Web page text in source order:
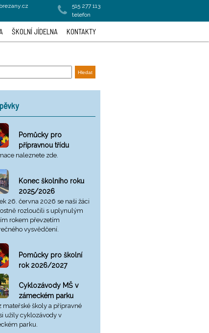
515 277 113
telefon
ŠKOLNÍ JÍDELNA KONTAKTY
Pomůcky pro
přípravnou třídu
naleznete zde.
Konec školního roku
2025/2026
26. června 2026 se naši žáci
rozloučili s uplynulým
rokem převzetím
vysvědčení.
Pomůcky pro školní
rok 2026/2027
Cyklozávody MŠ v
zámeckém parku
mateřské školy a přípravné
užily cyklozávody v
parku.